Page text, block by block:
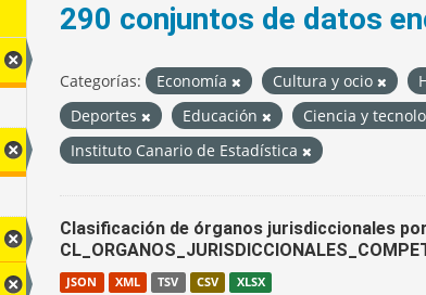
290 conjuntos de datos
Categorías: Economía Cultura y ocio
Deportes
Educación Ciencia y
Instituto Canario de Estadística
Clasificación de órganos jurisdiccionales
JSON XML TSV CSV XLSX